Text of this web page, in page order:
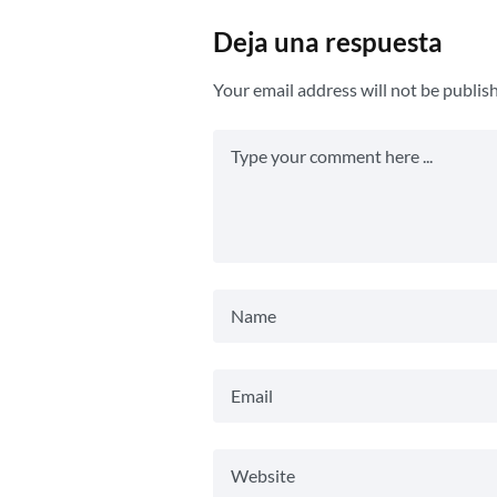
Deja una respuesta
Your email address will not be